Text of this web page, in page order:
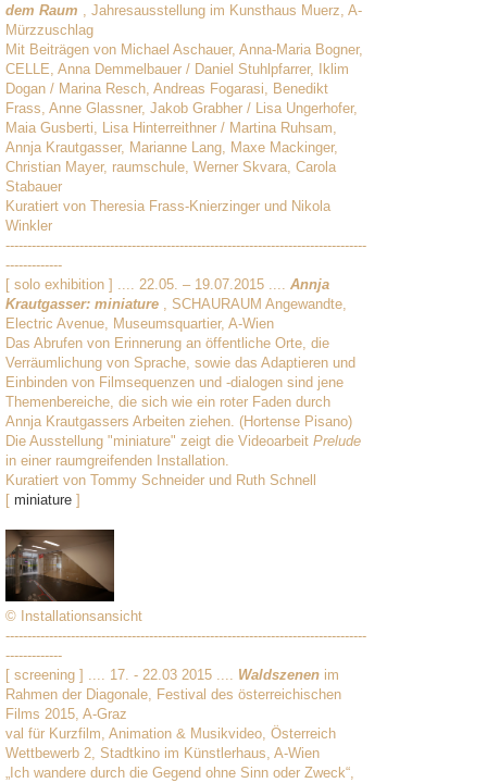
dem Raum , Jahresausstellung im Kunsthaus Muerz, A-
Mürzzuschlag
Mit Beiträgen von Michael Aschauer, Anna-Maria Bogner,
CELLE, Anna Demmelbauer / Daniel Stuhlpfarrer, Iklim
Dogan / Marina Resch, Andreas Fogarasi, Benedikt
Frass, Anne Glassner, Jakob Grabher / Lisa Ungerhofer,
Maia Gusberti, Lisa Hinterreithner / Martina Ruhsam,
Annja Krautgasser, Marianne Lang, Maxe Mackinger,
Christian Mayer, raumschule, Werner Skvara, Carola
Stabauer
Kuratiert von Theresia Frass-Knierzinger und Nikola
Winkler
-----------------------------------------------------------------------------------
-------------
[ solo exhibition ] .... 22.05. – 19.07.2015 .... Annja
Krautgasser: miniature , SCHAURAUM Angewandte,
Electric Avenue, Museumsquartier, A-Wien
Das Abrufen von Erinnerung an öffentliche Orte, die
Verräumlichung von Sprache, sowie das Adaptieren und
Einbinden von Filmsequenzen und -dialogen sind jene
Themenbereiche, die sich wie ein roter Faden durch
Annja Krautgassers Arbeiten ziehen. (Hortense Pisano)
Die Ausstellung "miniature" zeigt die Videoarbeit Prelude
in einer raumgreifenden Installation.
Kuratiert von Tommy Schneider und Ruth Schnell
[ miniature ]
© Installationsansicht
-----------------------------------------------------------------------------------
-------------
[ screening ] .... 17. - 22.03 2015 .... Waldszenen im
Rahmen der Diagonale, Festival des österreichischen
Films 2015, A-Graz
val für Kurzfilm, Animation & Musikvideo, Österreich
Wettbewerb 2, Stadtkino im Künstlerhaus, A-Wien
„Ich wandere durch die Gegend ohne Sinn oder Zweck“,